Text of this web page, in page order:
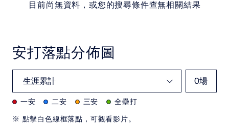
目前尚無資料，或您的搜尋條件查無相關結果
安打落點分佈圖
0場
一安 二安 三安
全壘打
※ 點擊白色線框落點，可觀看影片。